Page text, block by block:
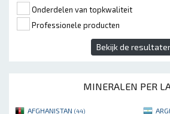
Onderdelen van topkwaliteit
Professionele producten
Bekijk de
MINERALEN PER
AFGHANISTAN (44)